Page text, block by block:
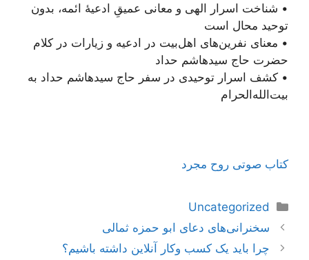
• شناخت اسرار الهی و معانی عمیقِ ادعیۀ ائمه، بدون
توحید محال است
• معنای نفرین‌های اهل‌بیت در ادعیه و زیارات در کلام
حضرت حاج سید‌هاشم حداد
• کشف اسرار توحیدی در سفر حاج سید‌هاشم حداد به
بیت‌الله‌الحرام
کتاب صوتی روح مجرد
دسته‌ها
Uncategorized
ناوبری
نوشته‌ها
سخنرانی‌های دعای ابو حمزه ثمالی
چرا باید یک کسب وکار آنلاین داشته باشیم؟